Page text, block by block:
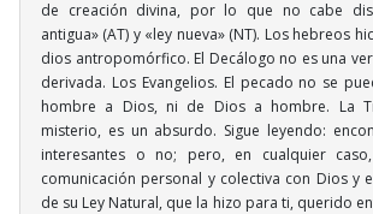
de creación divina, por lo que no cabe
antigua» (AT) y «ley nueva» (NT). Los hebreos
dios antropomórfico. El Decálogo no es una
derivada. Los Evangelios. El pecado no se
hombre a Dios, ni de Dios a hombre. La
misterio, es un absurdo. Sigue leyendo:
interesantes o no; pero, en cualquier
comunicación personal y colectiva con Dios y
de su Ley Natural, que la hizo para ti, querido